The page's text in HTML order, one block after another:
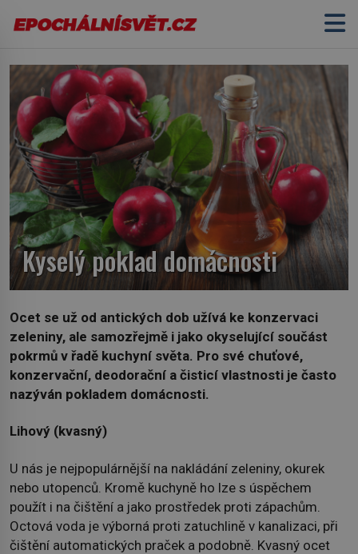
Kyselý poklad domácnosti
Ocet se už od antických dob užívá ke konzervaci
zeleniny, ale samozřejmě i jako okyselující součást
pokrmů v řadě kuchyní světa. Pro své chuťové,
konzervační, deodorační a čisticí vlastnosti je často
nazýván pokladem domácnosti.
Lihový (kvasný)
U nás je nejpopulárnější na nakládání zeleniny, okurek
nebo utopenců. Kromě kuchyně ho lze s úspěchem
použít i na čištění a jako prostředek proti zápachům.
Octová voda je výborná proti zatuchlině v kanalizaci, při
čištění automatických praček a podobně. Kvasný ocet